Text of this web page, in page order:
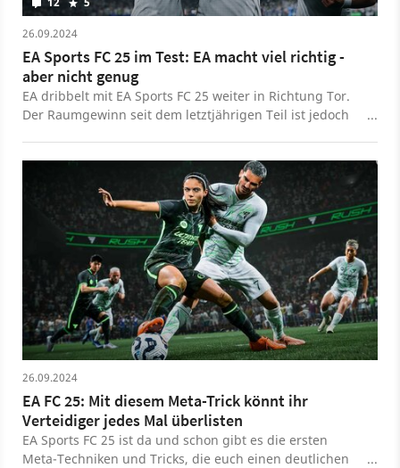
26.09.2024
EA Sports FC 25 im Test: EA macht viel richtig -
aber nicht genug
EA dribbelt mit EA Sports FC 25 weiter in Richtung Tor.
Der Raumgewinn seit dem letztjährigen Teil ist jedoch
26.09.2024
EA FC 25: Mit diesem Meta-Trick könnt ihr
Verteidiger jedes Mal überlisten
EA Sports FC 25 ist da und schon gibt es die ersten
Meta-Techniken und Tricks, die euch einen deutlichen